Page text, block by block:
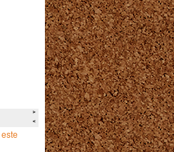
este